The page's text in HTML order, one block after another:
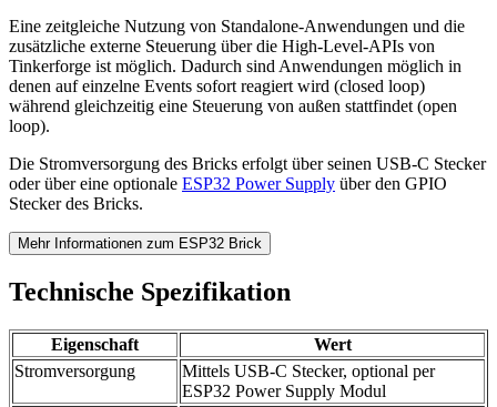
Eine zeitgleiche Nutzung von Standalone-Anwendungen und die
zusätzliche externe Steuerung über die High-Level-APIs von
Tinkerforge ist möglich. Dadurch sind Anwendungen möglich in
denen auf einzelne Events sofort reagiert wird (closed loop)
während gleichzeitig eine Steuerung von außen stattfindet (open
loop).
Die Stromversorgung des Bricks erfolgt über seinen USB-C Stecker
oder über eine optionale ESP32 Power Supply über den GPIO
Stecker des Bricks.
Mehr Informationen zum ESP32 Brick
Technische Spezifikation
Eigenschaft
Wert
Stromversorgung
Mittels USB-C Stecker, optional per
ESP32 Power Supply Modul